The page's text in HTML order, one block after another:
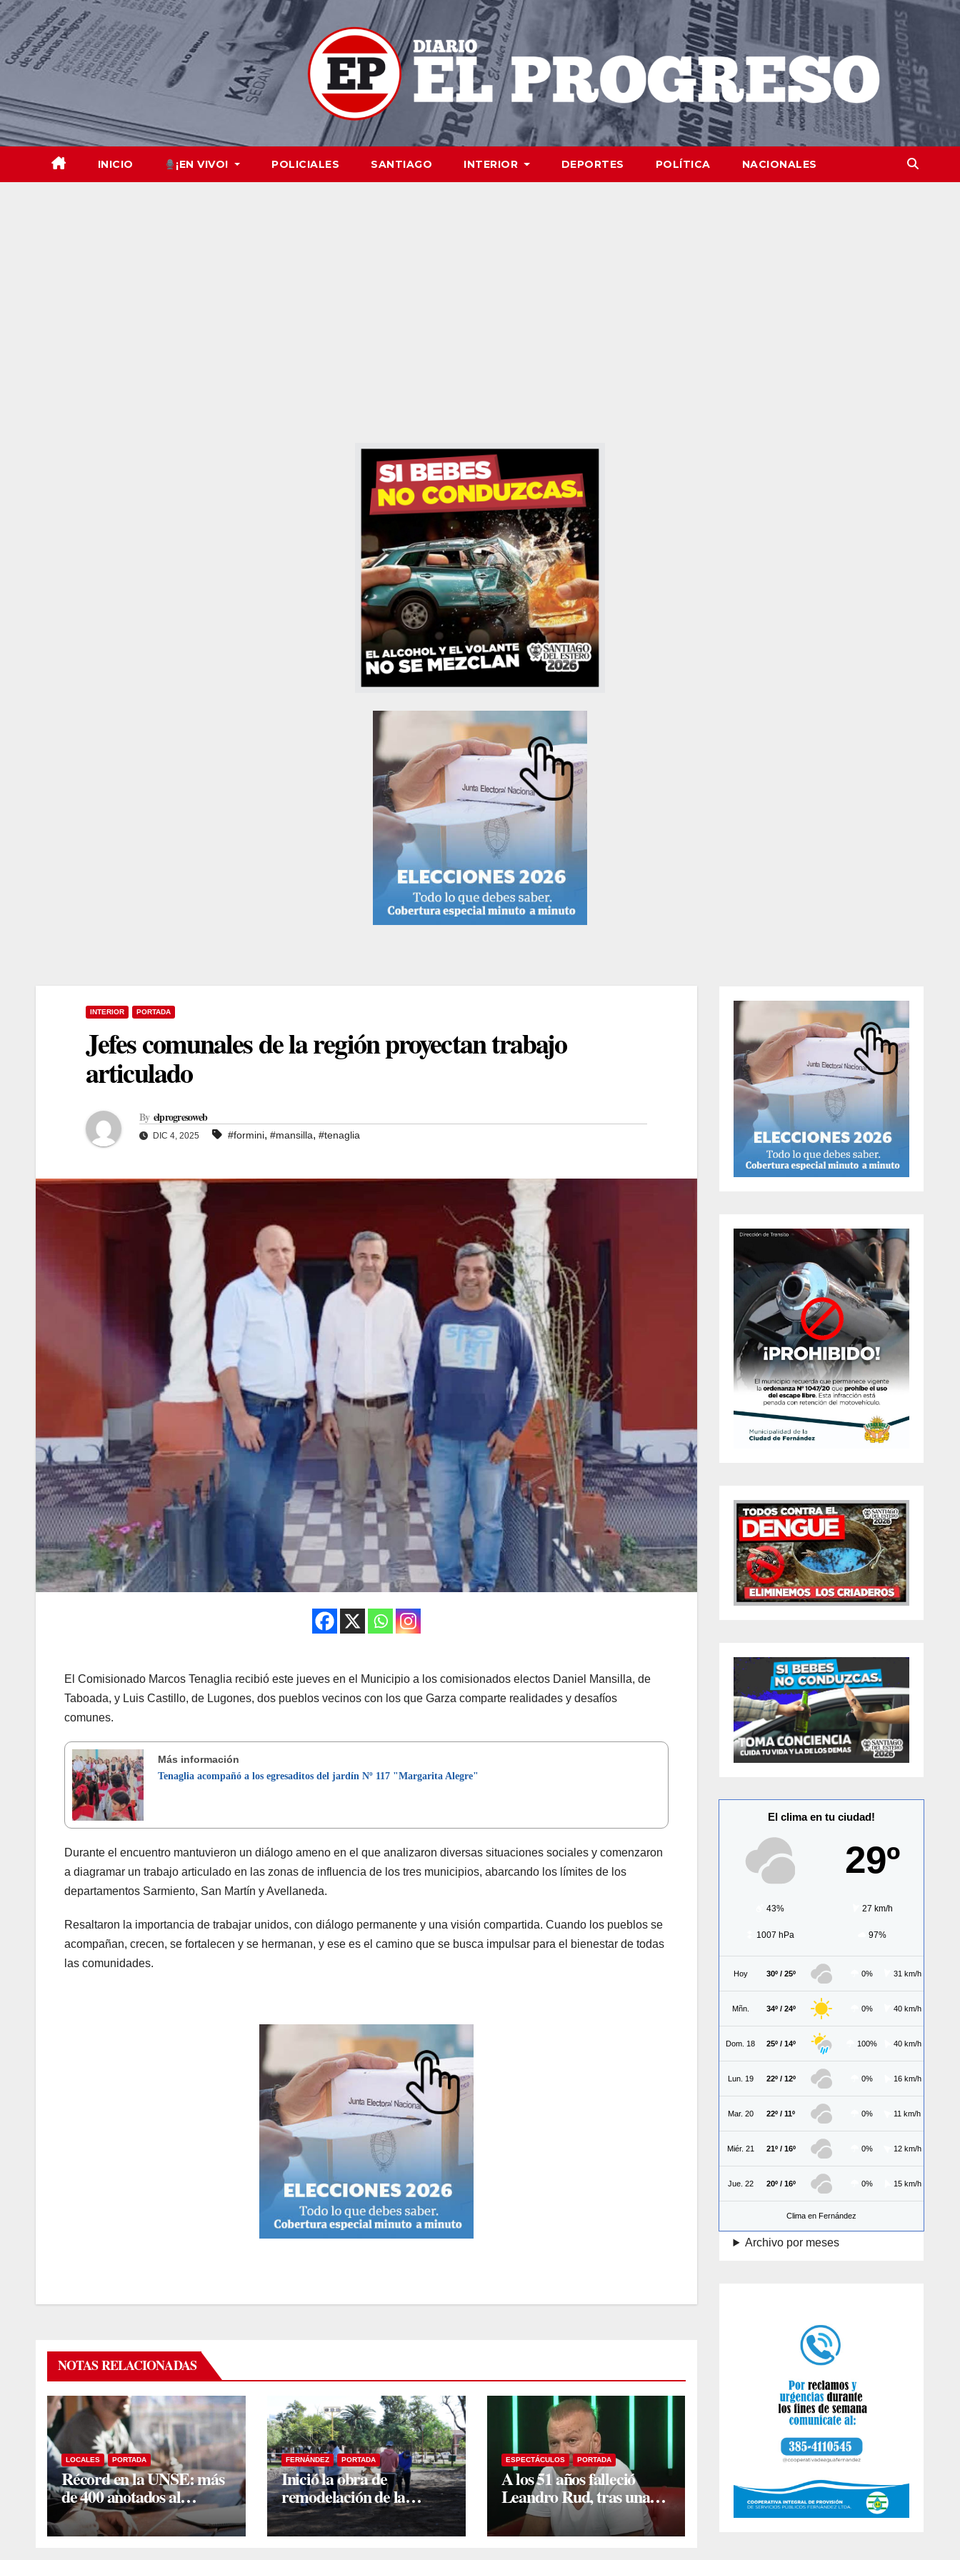
Skip
to
content
INICIO ¡EN VIVO! POLICIALES SANTIAGO INTERIOR DEPORTES POLÍTICA NACIONALES
INTERIOR PORTADA
Jefes comunales de la región proyectan trabajo
articulado
By elprogresoweb
DIC 4, 2025 #formini, #mansilla, #tenaglia
El Comisionado Marcos Tenaglia recibió este jueves en el Municipio a los comisionados electos Daniel Mansilla, de
Taboada, y Luis Castillo, de Lugones, dos pueblos vecinos con los que Garza comparte realidades y desafíos
comunes.
Más información
Tenaglia acompañó a los egresaditos del jardín Nº 117 "Margarita Alegre"
Durante el encuentro mantuvieron un diálogo ameno en el que analizaron diversas situaciones sociales y comenzaron
a diagramar un trabajo articulado en las zonas de influencia de los tres municipios, abarcando los límites de los
departamentos Sarmiento, San Martín y Avellaneda.
Resaltaron la importancia de trabajar unidos, con diálogo permanente y una visión compartida. Cuando los pueblos se
acompañan, crecen, se fortalecen y se hermanan, y ese es el camino que se busca impulsar para el bienestar de todas
las comunidades.
NOTAS RELACIONADAS
LOCALES PORTADA
Récord en la UNSE: más
de 400 anotados al
programa de ingreso sin
secundario
FERNÁNDEZ PORTADA
Inició la obra de
remodelación de la
histórica Plaza Mitre: la
Intendente Yanina Iturre
ESPECTÁCULOS PORTADA
A los 51 años falleció
Leandro Rud, tras una
larga lucha contra el
cáncer
El clima en tu ciudad!
29º
43% 27 km/h
1007 hPa 97%
Hoy 30º / 25º 0% 31 km/h
Mñn. 34º / 24º 0% 40 km/h
Dom. 18 25º / 14º 100% 40 km/h
Lun. 19 22º / 12º 0% 16 km/h
Mar. 20 22º / 11º 0% 11 km/h
Miér. 21 21º / 16º 0% 12 km/h
Jue. 22 20º / 16º 0% 15 km/h
Clima en Fernández
Archivo por meses